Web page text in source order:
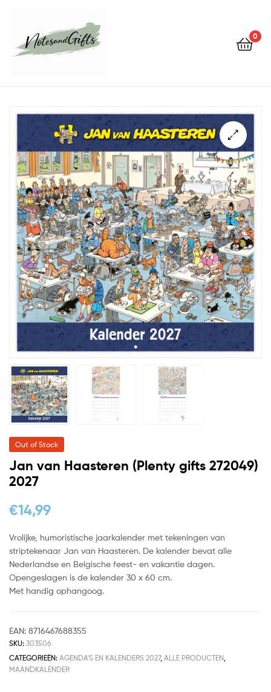
0
Out of Stock
Jan van Haasteren (Plenty gifts 272049)
2027
€14,99
Vrolijke, humoristische jaarkalender met tekeningen van
striptekenaar Jan van Haasteren. De kalender bevat alle
Nederlandse en Belgische feest- en vakantie dagen.
Opengeslagen is de kalender 30 x 60 cm.
Met handig ophangoog.
EAN: 8716467688355
SKU: 303506
CATEGORIEËN: AGENDA'S EN KALENDERS 2027, ALLE PRODUCTEN
MAANDKALENDER